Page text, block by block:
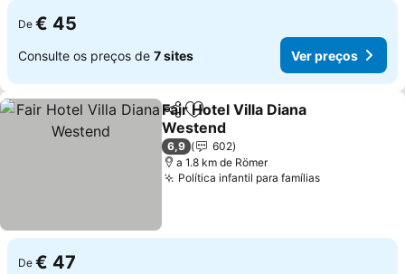
De € 45
Consulte os preços de 7 sites Ver preços
PartilharAdicionar aos favoritos
Fair Hotel Villa Diana
Westend
Ver preços
6,9
602
a 1.8 km de Römer
Política infantil para famíliasVer preços
De € 47